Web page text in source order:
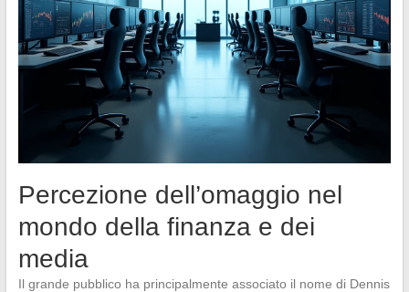
Percezione dell’omaggio nel
mondo della finanza e dei
media
Il grande pubblico ha principalmente associato il nome di Dennis